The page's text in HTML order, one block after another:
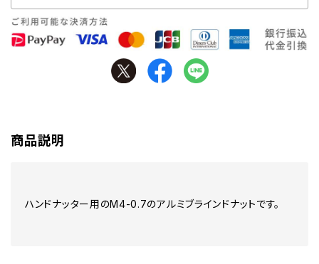
商品説明
ハンドナッター用のM4-0.7のアルミブラインドナットです。